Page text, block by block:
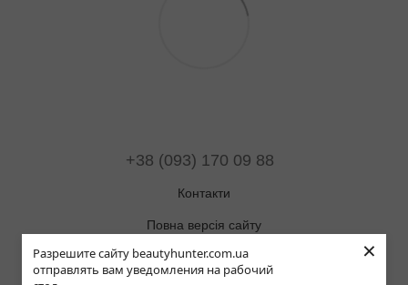
Разрешите сайту beautyhunter.com.ua
отправлять вам уведомления на рабочий
×
+38 (093) 170 09 88
Контакти
Повна версія сайту
Мапа сайту